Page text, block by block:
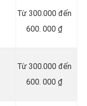
Từ 300.000 đến
600. 000 ₫
Từ 300.000 đến
600. 000 ₫